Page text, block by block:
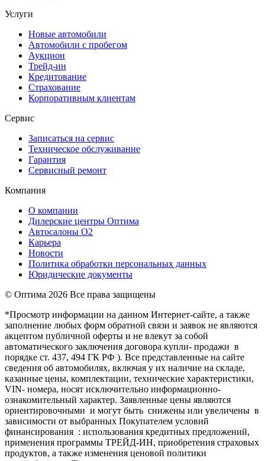
Услуги
Новые автомобили
Автомобили с пробегом
Аукцион
Трейд-ин
Кредитование
Страхование
Корпоративным клиентам
Сервис
Записаться на сервис
Техническое обслуживание
Гарантия
Сервисный ремонт
Компания
О компании
Дилерские центры Оптима
Автосалоны О2
Карьера
Новости
Политика обработки персональных данных
Юридические документы
© Оптима 2026 Все права защищены
*Просмотр информации на данном Интернет-сайте, а также
заполнение любых форм обратной связи и заявок не являются
акцептом публичной оферты и не влекут за собой
автоматического заключения договора купли- продажи в
порядке ст. 437, 494 ГК РФ ). Все представленные на сайте
сведения об автомобилях, включая у их наличие на складе,
казанные цены, комплектации, технические характеристики,
VIN- номера, носят исключительно информационно-
ознакомительный характер. Заявленные цены являются
ориентировочными и могут быть снижены или увеличены в
зависимости от выбранных Покупателем условий
финансирования : использования кредитных предложений,
применения программы ТРЕЙД-ИН, приобретения страховых
продуктов, а также изменения ценовой политики